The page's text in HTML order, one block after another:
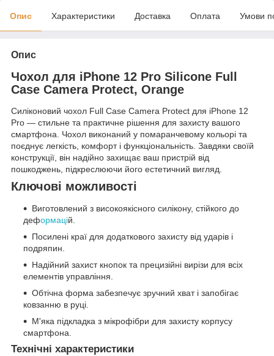
Опис Характеристики Доставка Оплата Умови
Опис
Чохол для iPhone 12 Pro Silicone Full
Case Camera Protect, Orange
Силіконовий чохол Full Case Camera Protect для iPhone 12
Pro — стильне та практичне рішення для захисту вашого
смартфона. Чохол виконаний у помаранчевому кольорі та
поєднує легкість, комфорт і функціональність. Завдяки своїй
конструкції, він надійно захищає ваш пристрій від
пошкоджень, підкреслюючи його естетичний вигляд.
Ключові можливості
Виготовлений з високоякісного силікону, стійкого до
деформацій.
Посилені краї для додаткового захисту від ударів і
подряпин.
Надійний захист кнопок та прецизійні вирізи для всіх
елементів управління.
Обтічна форма забезпечує зручний хват і запобігає
ковзанню в руці.
М'яка підкладка з мікрофібри для захисту корпусу
смартфона.
Технічні характеристики